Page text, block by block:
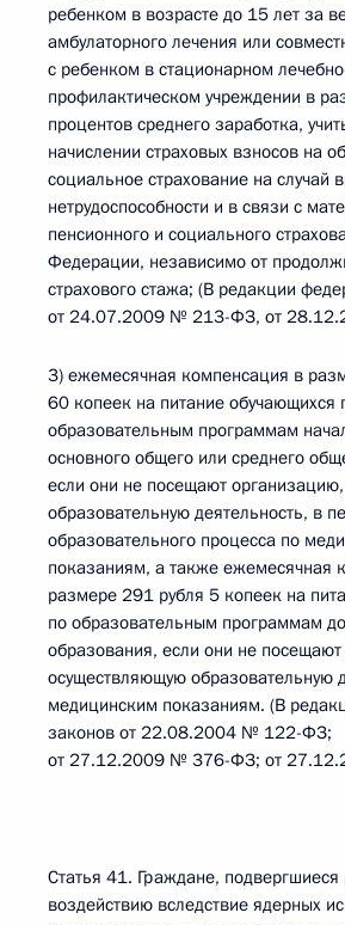
ребенком в возрасте до 15 лет за
амбулаторного лечения или
с ребенком в стационарном
профилактическом учреждении в
процентов среднего заработка,
начислении страховых взносов на
социальное страхование на случай
нетрудоспособности и в связи с
пенсионного и социального
Федерации, независимо от
страхового стажа; (В редакции
от 24.07.2009 № 213-ФЗ, от
3) ежемесячная компенсация в
60 копеек на питание обучающихся
образовательным программам
основного общего или среднего
если они не посещают
образовательную деятельность, в
образовательного процесса по
показаниям, а также ежемесячная
размере 291 рубля 5 копеек на
по образовательным программам
образования, если они не
осуществляющую образовательную
медицинским показаниям. (В
законов от 22.08.2004 № 122-ФЗ;
от 27.12.2009 № 376-ФЗ; от
Статья 41. Граждане,
воздействию вследствие ядерных